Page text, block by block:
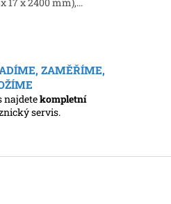
ZAMĚŘÍME,
najdetekompletní
servis.